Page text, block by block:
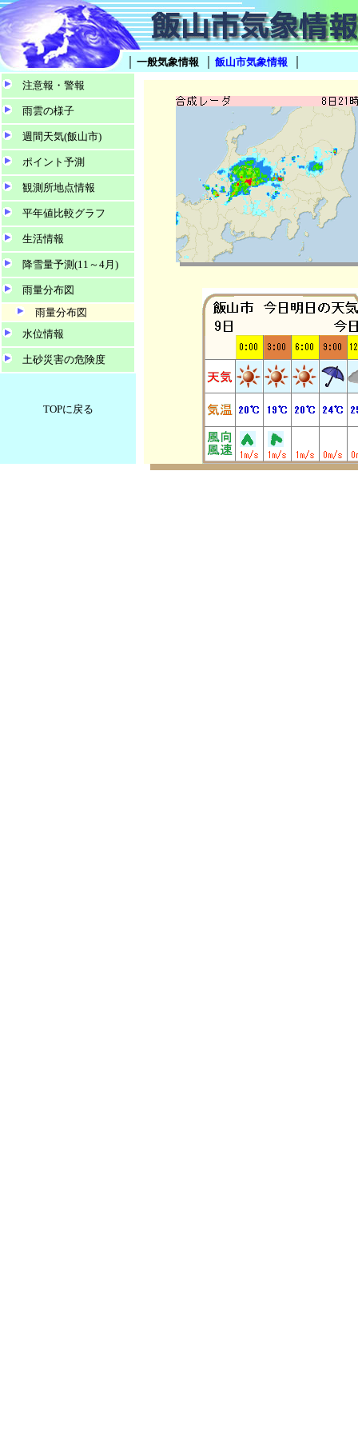
注意報・警報
雨雲の様子
週間天気(飯山市)
ポイント予測
観測所地点情報
平年値比較グラフ
生活情報
降雪量予測(11～4月)
雨量分布図
雨量分布図
水位情報
土砂災害の危険度
TOPに戻る
一般気象情報 飯山市気象情報